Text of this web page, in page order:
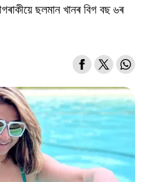
ছলমান খানৰ বিগ বছ ৬ৰ